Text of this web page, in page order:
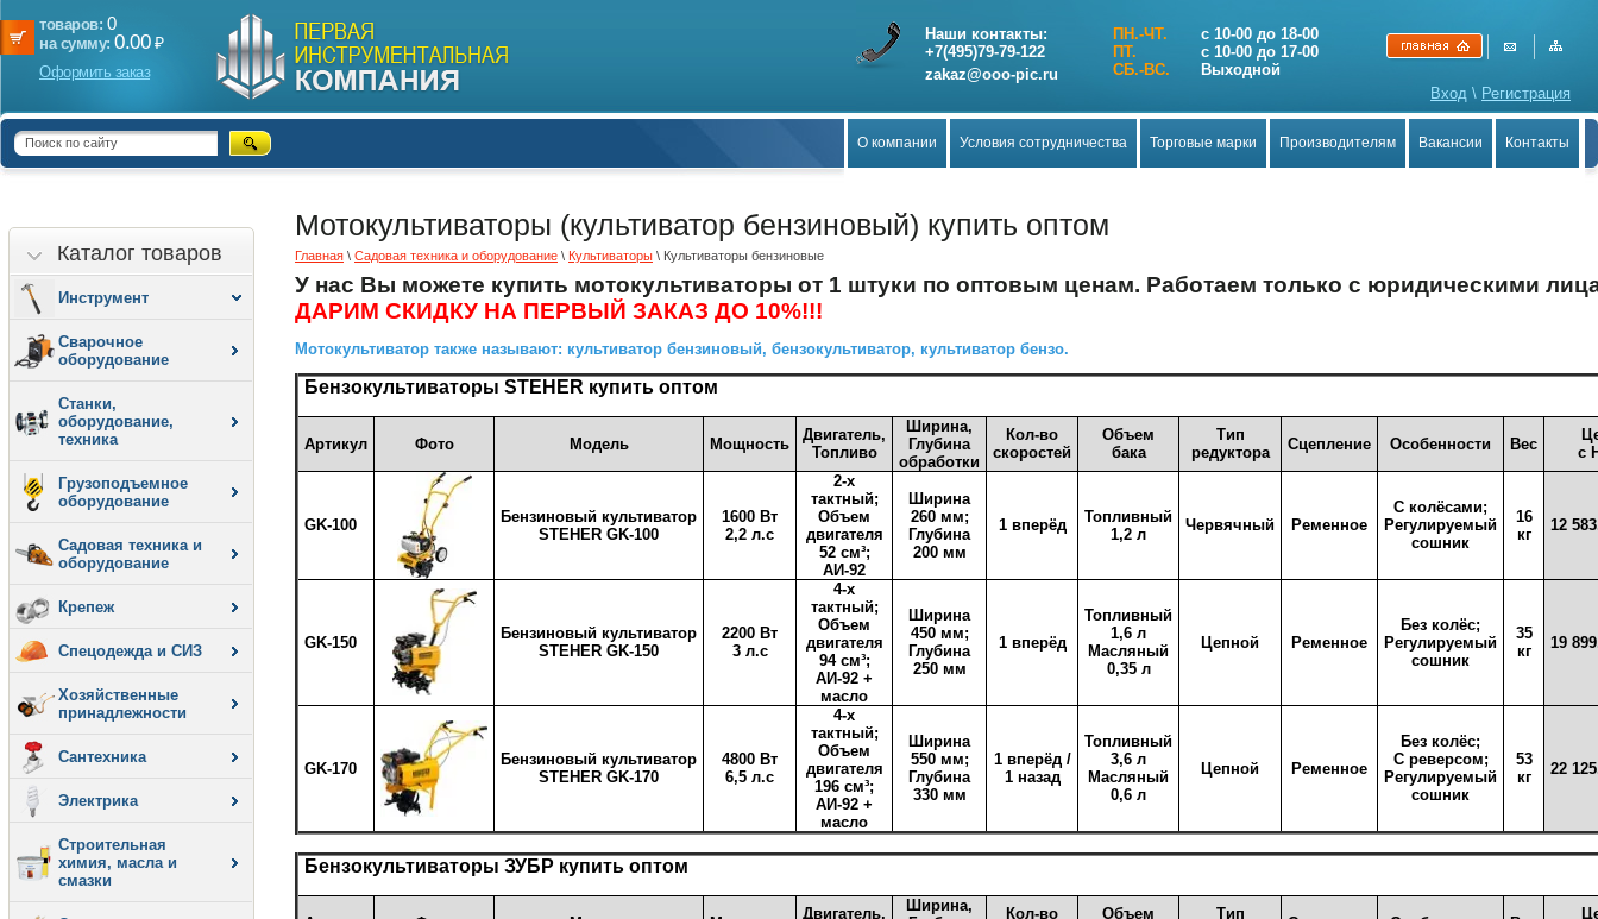
товаров: 0
на сумму: 0.00 ₽
Оформить заказ
Наши контакты:
+7(495)79-79-122
zakaz@ooo-pic.ru
ПН.-ЧТ.
ПТ.
СБ.-ВС.
с 10-00 до 18-00
с 10-00 до 17-00
Выходной
Вход \ Регистрация
О компании Условия сотрудничества Торговые марки Производителям Вакансии Контакты
Каталог товаров
Инструмент
Сварочное
оборудование
Станки,
оборудование,
техника
Грузоподъемное
оборудование
Садовая техника и
оборудование
Крепеж
Спецодежда и СИЗ
Хозяйственные
принадлежности
Сантехника
Электрика
Строительная
химия, масла и
смазки
Мотокультиваторы (культиватор бензиновый) купить оптом
Главная \ Садовая техника и оборудование \ Культиваторы \ Культиваторы бензиновые
У нас Вы можете купить мотокультиваторы от 1 штуки по оптовым ценам. Работаем только с юридическими
ДАРИМ СКИДКУ НА ПЕРВЫЙ ЗАКАЗ ДО 10%!!!
Мотокультиватор также называют: культиватор бензиновый, бензокультиватор, культиватор бензо.
Бензокультиваторы STEHER купить оптом
Артикул Фото Модель Мощность
Двигатель,
Топливо
Ширина,
Глубина
обработки
Кол-во
скоростей
Объем
бака
Тип
редуктора
Сцепление Особенности Вес
с
GK-100
Бензиновый культиватор
STEHER GK-100
1600 Вт
2,2 л.с
2-х
тактный;
Объем
двигателя
52 см³;
АИ-92
Ширина
260 мм;
Глубина
200 мм
1 вперёд
Топливный
1,2 л
Червячный Ременное
С колёсами;
Регулируемый
сошник
16
кг
12
GK-150
Бензиновый культиватор
STEHER GK-150
2200 Вт
3 л.с
4-х
тактный;
Объем
двигателя
94 см³;
АИ-92 +
масло
Ширина
450 мм;
Глубина
250 мм
1 вперёд
Топливный
1,6 л
Масляный
0,35 л
Цепной Ременное
Без колёс;
Регулируемый
сошник
35
кг
19
GK-170
Бензиновый культиватор
STEHER GK-170
4800 Вт
6,5 л.с
4-х
тактный;
Объем
двигателя
196 см³;
АИ-92 +
масло
Ширина
550 мм;
Глубина
330 мм
1 вперёд /
1 назад
Топливный
3,6 л
Масляный
0,6 л
Цепной Ременное
Без колёс;
С реверсом;
Регулируемый
сошник
53
кг
22
Бензокультиваторы ЗУБР купить оптом
Двигатель,
Ширина,
Кол-во
Объем
Тип